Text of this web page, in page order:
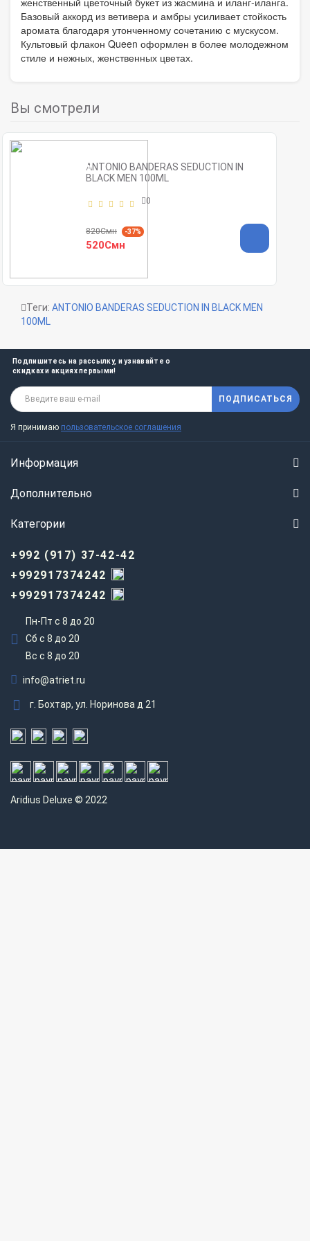
Базовый аккорд из ветивера и амбры усиливает стойкость
аромата благодаря утонченному сочетанию с мускусом.
Культовый флакон Queen оформлен в более молодежном
стиле и нежных, женственных цветах.
Вы смотрели
ANTONIO BANDERAS SEDUCTION IN
BLACK MEN 100ML
0
820Смн -37%
520Смн
Теги: ANTONIO BANDERAS SEDUCTION IN BLACK MEN
100ML
Подпишитесь на рассылку, и узнавайте о
скидках и акциях первыми!
ПОДПИСАТЬСЯ
Я принимаю пользовательское соглашения
Информация
Дополнительно
Категории
+992 (917) 37-42-42
+992917374242
+992917374242
Пн-Пт с 8 до 20
Сб с 8 до 20
Вс c 8 до 20
info@atriet.ru
г. Бохтар, ул. Норинова д 21
Aridius Deluxe © 2022